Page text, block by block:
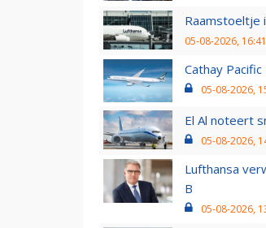
Raamstoeltje
05-08-2026, 16:41
Cathay
05-08-2026,
El Al noteert
05-08-2026,
Lufthansa
B
05-08-2026,